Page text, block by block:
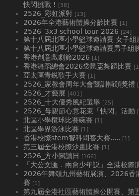
快閃挑戰 ! [38]
2526_彩虹派對 [13]
2026年全港藝術體操分齡比賽 [1]
2526_3x3 school tour 2026 [24]
第十八屆北區小學籃球邀請賽 女子組
第十八屆北區小學籃球邀請賽男子組
香港創意戲劇節2026 [1]
香港舞蹈總會2026袋鼠盃舞蹈比賽
亞太區青鋭歌手大賽 [1]
2526_家教會周年大會暨訓輔頒獎禮
2526_才藝展 [401]
2526_十大優秀風紀選舉 [25]
2526_母親節心意花束「快閃」活動
北區小學欖球比賽碗賽 [1]
北區學界游泳比賽 [1]
香港校際stem智科問答大賽..... [1]
第三屆全港校際沙畫比賽 [1]
2526_方小閲讀日 [166]
「大公文匯．兩會少年説」全港校際
2026年舞頌九州藝術展演、2026香
賽 [1]
第九屆全港社區藝術體操公開賽、第